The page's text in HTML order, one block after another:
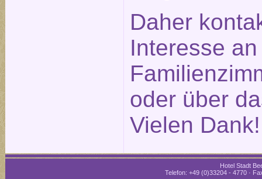
Daher
Interesse
oder über
Vielen Dank!
Hotel Stadt
Telefon: +49 (0)33204 - 4770 ·